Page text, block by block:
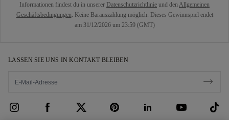
Informationen findest du in unserer Datenschutzrichtlinie und denAllgemeinen
Geschäftsbedingungen. Keine Barauszahlung möglich. Dieses Gewinnspiel endet
am 31/12/2026 um 23:59 (GMT)
LASSEN SIE UNS IN KONTAKT BLEIBEN